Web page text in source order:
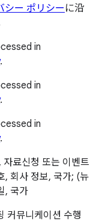
シー ポリシーに沿
in
.
in
.
in
.
료신청 또는 이벤트
, 회사 정보, 국가; (뉴
, 국가
커뮤니케이션 수행